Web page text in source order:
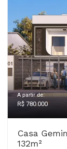
A partir de:
R$ 780.000
Casa
132m²